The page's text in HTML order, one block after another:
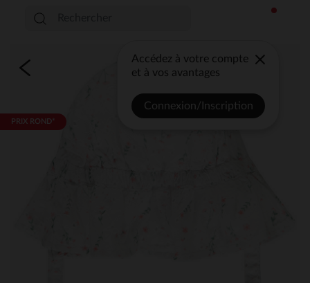
Accédez à votre compte
et à vos avantages
Connexion/Inscription
PRIX ROND*